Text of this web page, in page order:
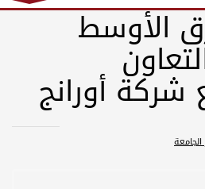
الأوسط
أورانج
الجامعة